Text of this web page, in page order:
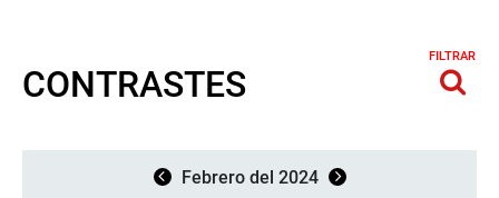
CONTRASTES
FILTRAR
Febrero del 2024